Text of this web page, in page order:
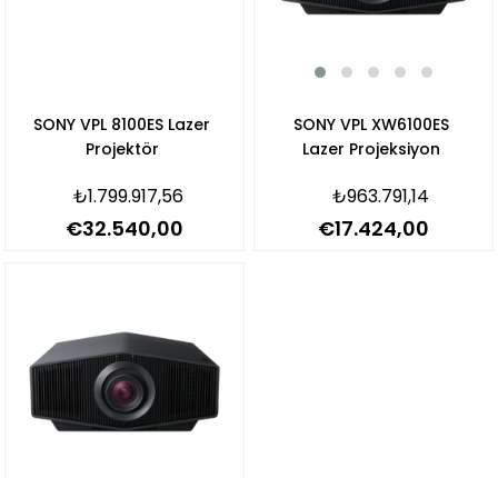
SONY VPL 8100ES Lazer
Projektör
₺1.799.917,56
€32.540,00
SONY VPL XW6100ES
Lazer Projeksiyon
₺963.791,14
€17.424,00